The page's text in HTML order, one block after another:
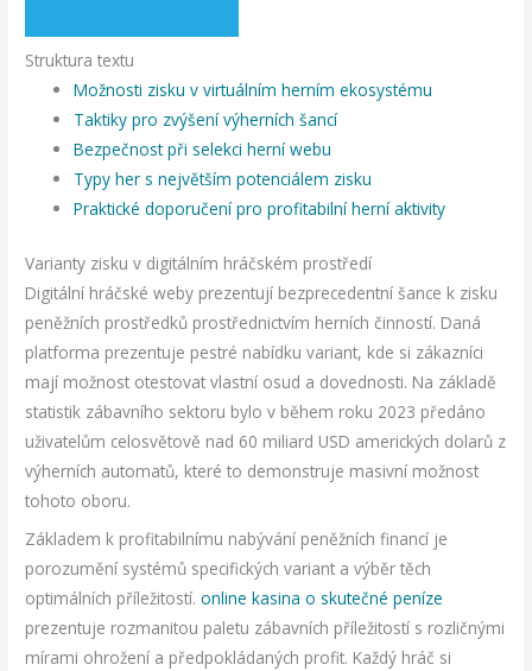
Struktura textu
Možnosti zisku v virtuálním herním ekosystému
Taktiky pro zvýšení výherních šancí
Bezpečnost při selekci herní webu
Typy her s největším potenciálem zisku
Praktické doporučení pro profitabilní herní aktivity
Varianty zisku v digitálním hráčském prostředí
Digitální hráčské weby prezentují bezprecedentní šance k zisku
peněžních prostředků prostřednictvím herních činností. Daná
platforma prezentuje pestré nabídku variant, kde si zákazníci
mají možnost otestovat vlastní osud a dovednosti. Na základě
statistik zábavního sektoru bylo v během roku 2023 předáno
uživatelům celosvětově nad 60 miliard USD amerických dolarů z
výherních automatů, které to demonstruje masivní možnost
tohoto oboru.
Základem k profitabilnímu nabývání peněžních financí je
porozumění systémů specifických variant a výběr těch
optimálních příležitostí.online kasina o skutečné peníze
prezentuje rozmanitou paletu zábavních příležitostí s rozličnými
mírami ohrožení a předpokládaných profit. Každý hráč si